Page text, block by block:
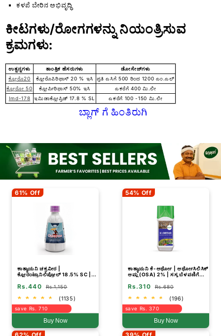
ಕಳಪೆ ಬೇರಿನ ಅಭಿವೃದ್ಧಿ
ಕೀಟಗಳು/ರೋಗಗಳನ್ನು ನಿಯಂತ್ರಿಸುವ
ಕ್ರಮಗಳು:
ಉತ್ಪನ್ನಗಳು ತಾಂತ್ರಿಕ ಹೆಸರುಗಳು
ಡೋಸೇಜ್‌ಗಳು
ಕ್ಲೋರೊ20
ಕ್ಲೋರೊಪಿರಿಫಾಸ್ 20 % ಇಸಿ
ಪ್ರತಿ ಎಸಿಗೆ 500 ರಿಂದ 1200 ಎಂ.ಎಲ್
ಕ್ಲೋರೋ 50
ಕ್ಲೋರ್ಪಿರಿಫಾಸ್ 50% ಇಸಿ
ಎಕರೆಗೆ 400 ಮಿ.ಲೀ
Imd-178
ಇಮಿಡಾಕ್ಲೋಪ್ರಿಡ್ 17.8 % SL ಎಕರೆಗೆ 100 -150 ಮಿ.ಲೀ
ಬ್ಲಾಗ್ ಗೆ ಹಿಂತಿರುಗಿ
61% Off
ಕಾತ್ಯಾಯನಿ ಚಕ್ರವೀರ |
ಕ್ಲೋರಂಟ್ರಾನಿಲಿಪ್ರೋಲ್ 18.5% SC |
Rs.440 Rs.1,150
(1135)
save Rs. 710
Buy Now
54% Off
ಕಾತ್ಯಾಯನಿ ಕೆ-ಆರ್ಥೋ | ಆರ್ಥೋಸಿಲಿಸಿಕ್
ಆಮ್ಲ (OSA) 2% | ಸಸ್ಯ ಬೆಳವಣಿಗೆಯ
Rs.310 Rs.680
(196)
save Rs. 370
Buy Now